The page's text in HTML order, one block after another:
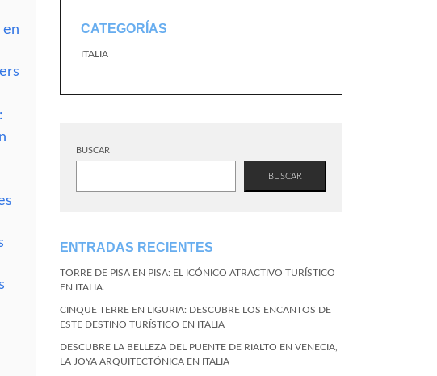
en
CATEGORÍAS
ITALIA
BUSCAR
BUSCAR
ENTRADAS RECIENTES
TORRE DE PISA EN PISA: EL ICÓNICO ATRACTIVO TURÍSTICO
EN ITALIA.
CINQUE TERRE EN LIGURIA: DESCUBRE LOS ENCANTOS DE
ESTE DESTINO TURÍSTICO EN ITALIA
DESCUBRE LA BELLEZA DEL PUENTE DE RIALTO EN VENECIA,
LA JOYA ARQUITECTÓNICA EN ITALIA